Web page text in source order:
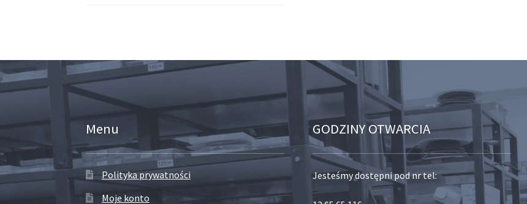
Menu
Polityka prywatności
Moje konto
GODZINY OTWARCIA
Jesteśmy dostępni pod nr tel: